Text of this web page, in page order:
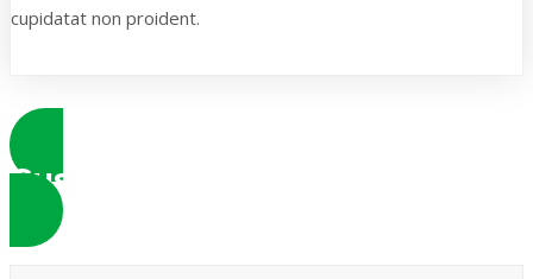
cupidatat non proident.
Custom Headings